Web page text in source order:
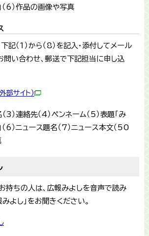
6）作品の画像や写真
記（1）から（8）を記入・添付してメール
問い合わせ、郵送で下記担当に申し込
部サイト）
（3）連絡先（4）ペンネーム（5）表題「み
6）ニュース題名（7）ニュース本文（50
持ちの人は、広報みよしを音声で読み
みよし」をお聞きください。